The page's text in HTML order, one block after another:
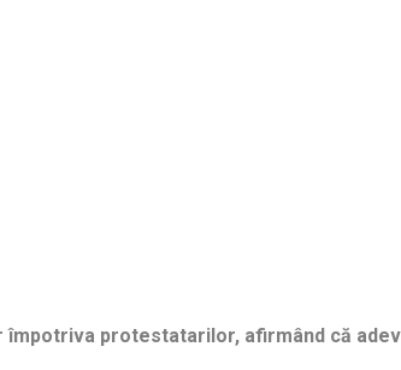
protestatarilor, afirmând că